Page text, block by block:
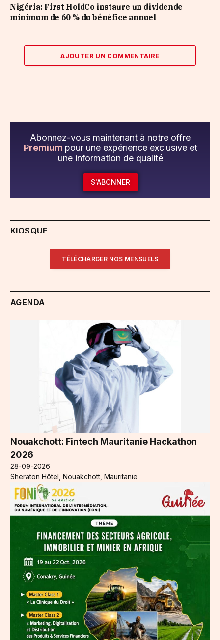
Nigéria: First HoldCo instaure un dividende
minimum de 60 % du bénéfice annuel
AJOUTER UN COMMENTAIRE
Abonnez-vous maintenant à notre offre
Premium pour une expérience exclusive et
une information de qualité
S'ABONNER
KIOSQUE
TÉLÉCHARGER NOS MENSUELS
AGENDA
Nouakchott: Fintech Mauritanie Hackathon
2026
28-09-2026
Sheraton Hôtel, Nouakchott, Mauritanie